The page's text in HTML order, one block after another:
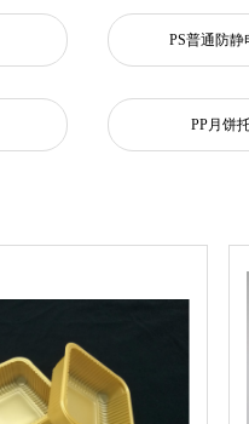
PS普通防静
PP月饼